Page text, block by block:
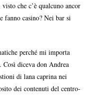
che c’è qualcuno ancor
fanno casino? Nei bar si
perché mi importa
Così diceva don Andrea
di lana caprina nei
dei contenuti del centro-